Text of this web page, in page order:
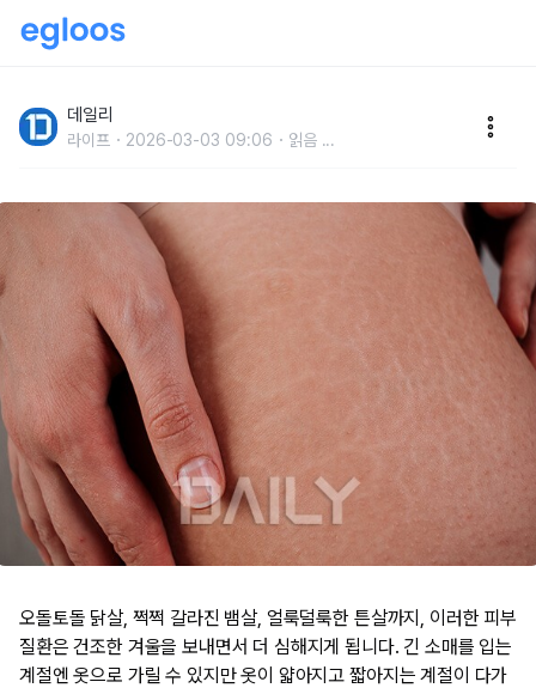
데일리
라이프 2026-03-03 09:06 읽음 ...
오돌토돌 닭살, 쩍쩍 갈라진 뱀살, 얼룩덜룩한 튼살까지, 이러한 피부
질환은 건조한 겨울을 보내면서 더 심해지게 됩니다. 긴 소매를 입는
계절엔 옷으로 가릴 수 있지만 옷이 얇아지고 짧아지는 계절이 다가